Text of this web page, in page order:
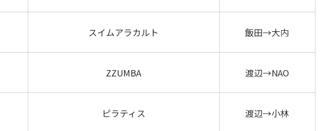
スイムアラカルト 飯田→大内
ZZUMBA 渡辺→NAO
ピラティス 渡辺→小林